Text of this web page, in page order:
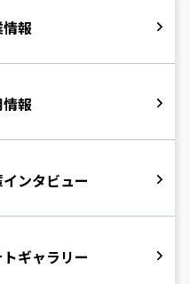
報
報
ンタビュー
トギャラリー